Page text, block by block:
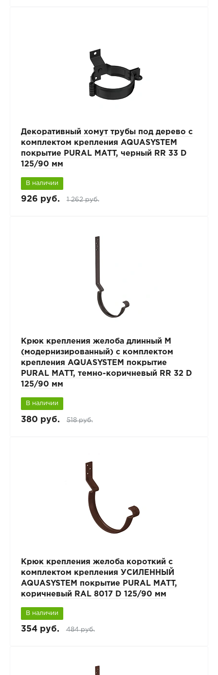
Декоративный хомут трубы под дерево с
комплектом крепления AQUASYSTEM
покрытие PURAL MATT, черный RR 33 D
125/90 мм
В наличии
926 руб. 1 262 руб.
Крюк крепления желоба длинный М
(модернизированный) с комплектом
крепления AQUASYSTEM покрытие
PURAL MATT, темно-коричневый RR 32 D
125/90 мм
В наличии
380 руб. 518 руб.
Крюк крепления желоба короткий с
комплектом крепления УСИЛЕННЫЙ
AQUASYSTEM покрытие PURAL MATT,
коричневый RAL 8017 D 125/90 мм
В наличии
354 руб. 484 руб.